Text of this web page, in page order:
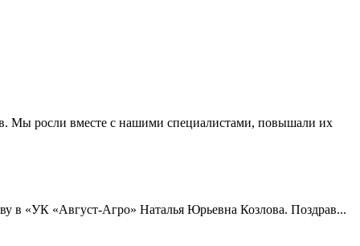
росли вместе с нашими специалистами, повышали их
в «УК «Август-Агро» Наталья Юрьевна Козлова. Поздрав...